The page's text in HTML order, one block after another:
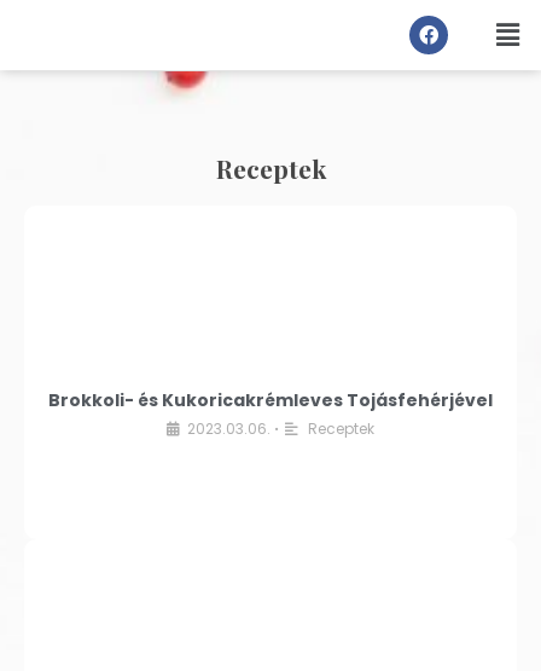
Receptek
Brokkoli- és Kukoricakrémleves Tojásfehérjével
2023.03.06. • Receptek